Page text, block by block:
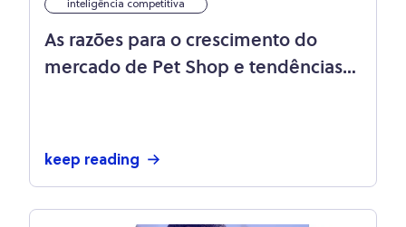
inteligência competitiva
As razões para o crescimento do
mercado de Pet Shop e tendências
keep reading